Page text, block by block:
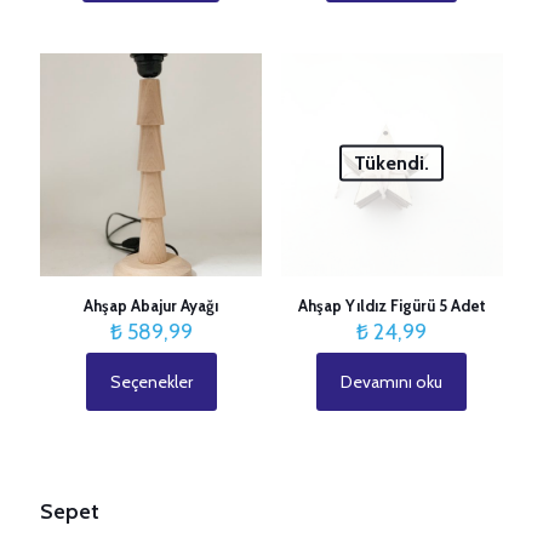
ürünün
ürün
sayfasından
seçilebilir
Ahşap Abajur Ayağı
₺589,99
Seçenekler
ürünün
var.
Tükendi.
Ahşap Yıldız Figürü 5 Adet
₺24,99
Devamını oku
Sepet